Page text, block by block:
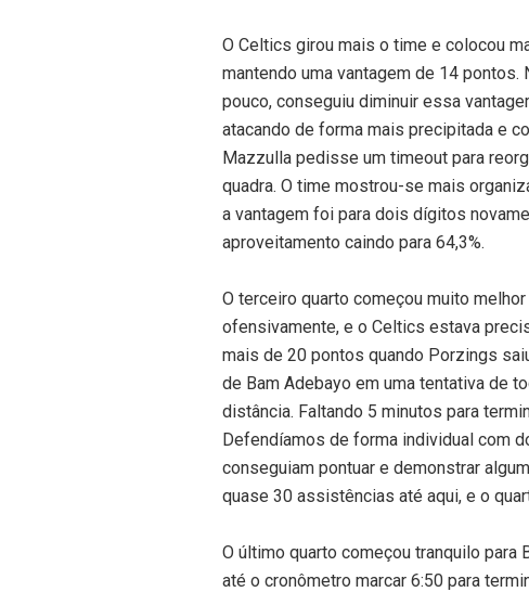
O Celtics girou mais o time e colocou
mantendo uma vantagem de 14 pontos.
pouco, conseguiu diminuir essa
atacando de forma mais precipitada e
Mazzulla pedisse um timeout para
quadra. O time mostrou-se mais
a vantagem foi para dois dígitos
aproveitamento caindo para 64,3%.
O terceiro quarto começou muito
ofensivamente, e o Celtics estava
mais de 20 pontos quando Porzings
de Bam Adebayo em uma tentativa de
distância. Faltando 5 minutos para
Defendíamos de forma individual com
conseguiam pontuar e demonstrar
quase 30 assistências até aqui, e o
O último quarto começou tranquilo
até o cronômetro marcar 6:50 para